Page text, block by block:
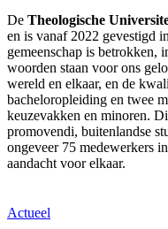
De Theologische
en is vanaf 2022 gevestigd
gemeenschap is betrokken,
woorden staan voor ons
wereld en elkaar, en de
bacheloropleiding en twee
keuzevakken en minoren.
promovendi, buitenlandse
ongeveer 75 medewerkers
aandacht voor elkaar.
Actueel